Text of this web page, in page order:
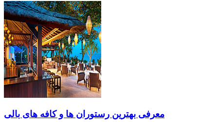
معرفی بهترین رستوران‌ ها و کافه‌ های بالی